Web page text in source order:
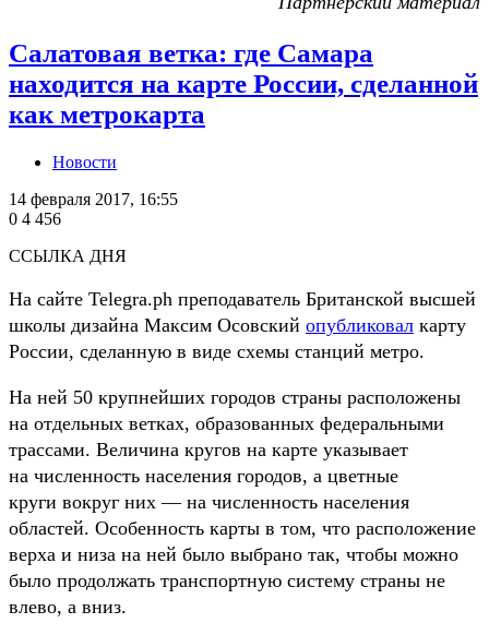
Салатовая ветка: где Самара
находится на карте России, сделанной
как метрокарта
Новости
14 февраля 2017, 16:55
0 4 456
ССЫЛКА ДНЯ
На сайте Telegra.ph преподаватель Британской высшей
школы дизайна Максим Осовский опубликовал карту
России, сделанную в виде схемы станций метро.
На ней 50 крупнейших городов страны расположены
на отдельных ветках, образованных федеральными
трассами. Величина кругов на карте указывает
на численность населения городов, а цветные
круги вокруг них — на численность населения
областей. Особенность карты в том, что расположение
верха и низа на ней было выбрано так, чтобы можно
было продолжать транспортную систему страны не
влево, а вниз.